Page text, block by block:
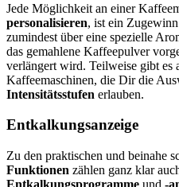
Jede Möglichkeit an einer
personalisieren, ist ein
zumindest über eine spezielle
das gemahlene Kaffeepulver
verlängert wird. Teilweise gibt es
Kaffeemaschinen, die Dir die
Intensitätsstufen erlauben.
Entkalkungsanzeige
Zu den praktischen und beinahe
Funktionen zählen ganz klar
Entkalkungsprogramme und -